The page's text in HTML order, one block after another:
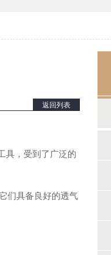
返回列表
具，受到了广泛的
们具备良好的透气